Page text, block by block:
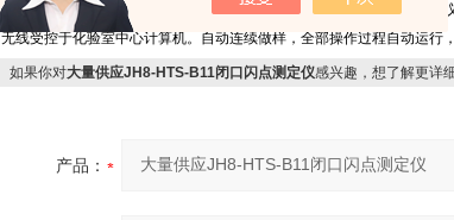
数。开机看自检，关键操作汉字提示。开盖、搅拌、电子点火、检测等
无线受控于化验室中心计算机。自动连续做样，全部操作过程自动运行
如果你对大量供应JH8-HTS-B11闭口闪点测定仪感兴趣，想了解更详
产品：